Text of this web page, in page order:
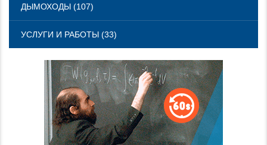
ДЫМОХОДЫ (107)
УСЛУГИ И РАБОТЫ (33)